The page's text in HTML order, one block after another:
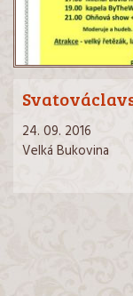
24. 09. 2016
Velká Bukovina